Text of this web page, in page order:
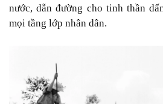
nước, dẫn đường cho tinh thần
mọi tầng lớp nhân dân.